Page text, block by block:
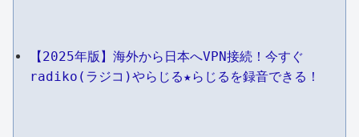
【2025年版】海外から日本へVPN接続！今すぐ
radiko(ラジコ)やらじる★らじるを録音できる！